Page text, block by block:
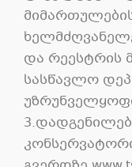
და რეესტრის
სასწავლო